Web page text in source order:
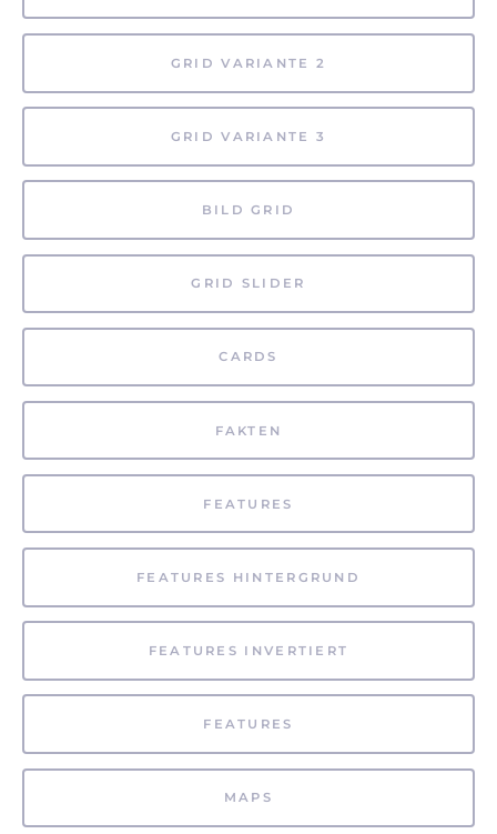
GRID VARIANTE 2
GRID VARIANTE 3
BILD GRID
GRID SLIDER
CARDS
FAKTEN
FEATURES
FEATURES HINTERGRUND
FEATURES INVERTIERT
FEATURES
MAPS